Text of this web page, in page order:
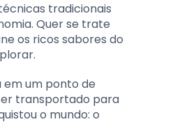
tradicionais
Quer se trate
os ricos sabores do
em um ponto de
transportado para
o mundo: o